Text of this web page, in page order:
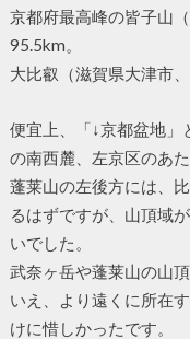
京都府最高峰の皆子山
95.5km。
大比叡（滋賀県大津市
便宜上、「↓京都盆地」
の南西麓、左京区のあ
蓬莱山の左後方には、
るはずですが、山頂域
いでした。
武奈ヶ岳や蓬莱山の山
いえ、より遠くに所在
けに惜しかったです。